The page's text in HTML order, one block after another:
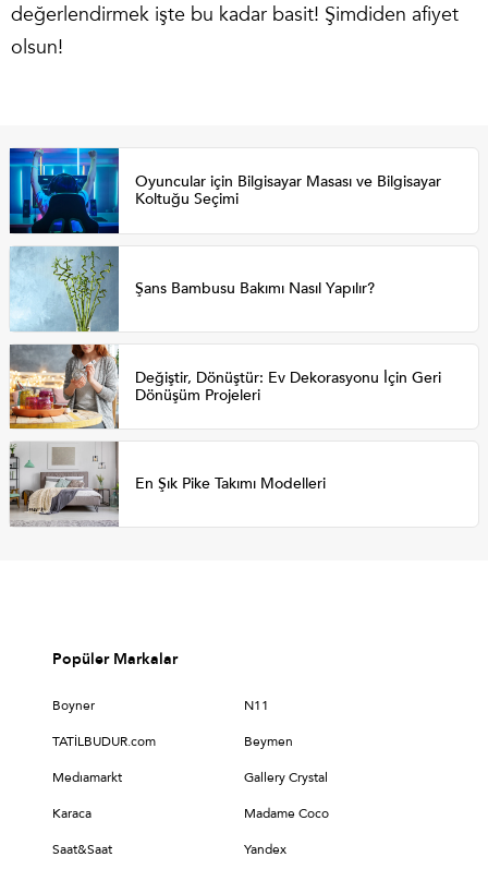
değerlendirmek işte bu kadar basit! Şimdiden afiyet
olsun!
Oyuncular için Bilgisayar Masası ve Bilgisayar
Koltuğu Seçimi
Şans Bambusu Bakımı Nasıl Yapılır?
Değiştir, Dönüştür: Ev Dekorasyonu İçin Geri
Dönüşüm Projeleri
En Şık Pike Takımı Modelleri
Popüler Markalar
Boyner N11
TATİLBUDUR.com Beymen
Medıamarkt Gallery Crystal
Karaca Madame Coco
Saat&Saat Yandex